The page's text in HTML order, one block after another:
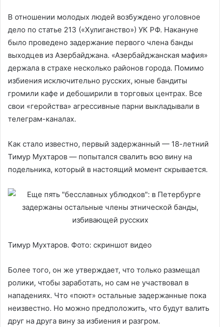
В отношении молодых людей возбуждено уголовное
дело по статье 213 («Хулиганство») УК РФ. Накануне
было проведено задержание первого члена банды
выходцев из Азербайджана. «Азербайджанская мафия»
держала в страхе несколько районов города. Помимо
избиения исключительно русских, юные бандиты
громили кафе и дебоширили в торговых центрах. Все
свои «геройства» агрессивные парни выкладывали в
телеграм-каналах.
Как стало известно, первый задержанный — 18-летний
Тимур Мухтаров — попытался свалить всю вину на
подельника, который в настоящий момент скрывается.
Тимур Мухтаров. Фото: скриншот видео
Более того, он же утверждает, что только размещал
ролики, чтобы заработать, но сам не участвовал в
нападениях. Что «поют» остальные задержанные пока
неизвестно. Но можно предположить, что будут валить
друг на друга вину за избиения и разгром.